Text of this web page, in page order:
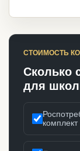
СТОИМОСТЬ
Сколько
для
комплект